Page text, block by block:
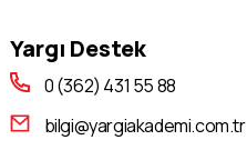
Ve
Yargı Destek
0 (362) 431 55 88
bilgi@yargiakademi.com.tr